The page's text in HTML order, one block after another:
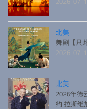
北美
舞剧【只
2026-07-
北美
2026年德
约|拉斯维